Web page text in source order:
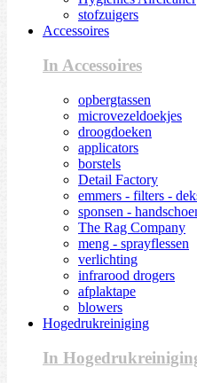
stofzuigers
Accessoires
In Accessoires
opbergtassen
microvezeldoekjes
droogdoeken
applicators
borstels
Detail Factory
emmers - filters -
sponsen -
The Rag Company
meng - sprayflessen
verlichting
infrarood drogers
afplaktape
blowers
Hogedrukreiniging
In